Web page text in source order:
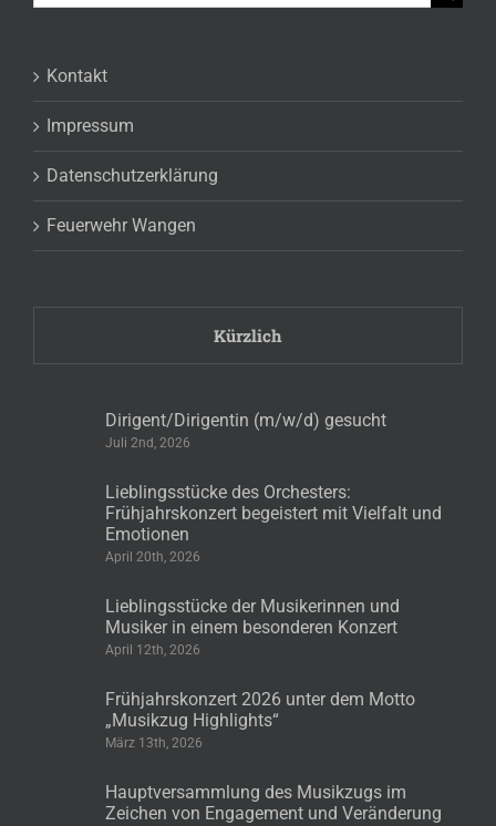
nach:
Kontakt
Impressum
Datenschutzerklärung
Feuerwehr Wangen
Kürzlich
Dirigent/Dirigentin (m/w/d) gesucht
Juli 2nd, 2026
Lieblingsstücke des Orchesters:
Frühjahrskonzert begeistert mit Vielfalt und
Emotionen
April 20th, 2026
Lieblingsstücke der Musikerinnen und
Musiker in einem besonderen Konzert
April 12th, 2026
Frühjahrskonzert 2026 unter dem Motto
„Musikzug Highlights“
März 13th, 2026
Hauptversammlung des Musikzugs im
Zeichen von Engagement und Veränderung